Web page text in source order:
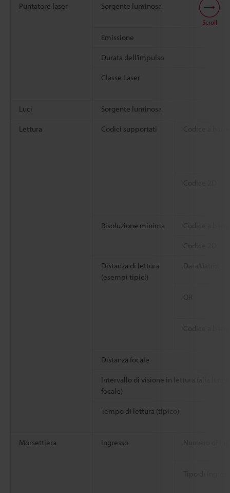
Puntatore laser Sorgente luminosa
Emissione
Durata dell’impulso
Classe Laser
Luci Sorgente luminosa
Lettura Codici supportati
Risoluzione minima
Distanza di lettura
(esempi tipici)
Distanza focale
Intervallo di visione in lettura (alla
focale)
Tempo di lettura (tipico)
Morsettiera Ingresso
Tipo di
Scroll